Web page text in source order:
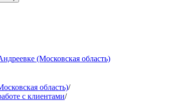
(Московская область)
область)/
с клиентами/